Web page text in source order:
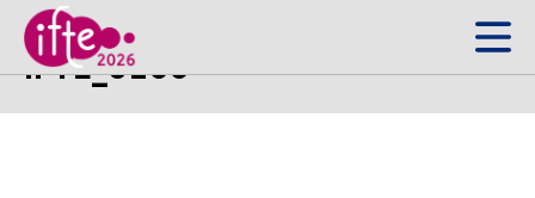
IFTE_0166